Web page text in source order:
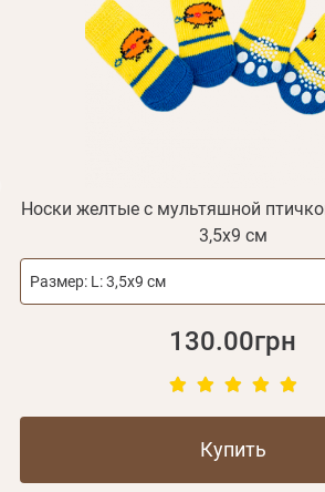
Носки желтые с мультяшной
3,5х9 см
Размер: L: 3,5х9 см
130.00грн
Купить
Отправить
Регистрация
или с помощью
Получать уведомления о
Зарегистрироваться
Отправить
Вспомнили пароль?
Не пришло письмо?
ваша учетная запись не